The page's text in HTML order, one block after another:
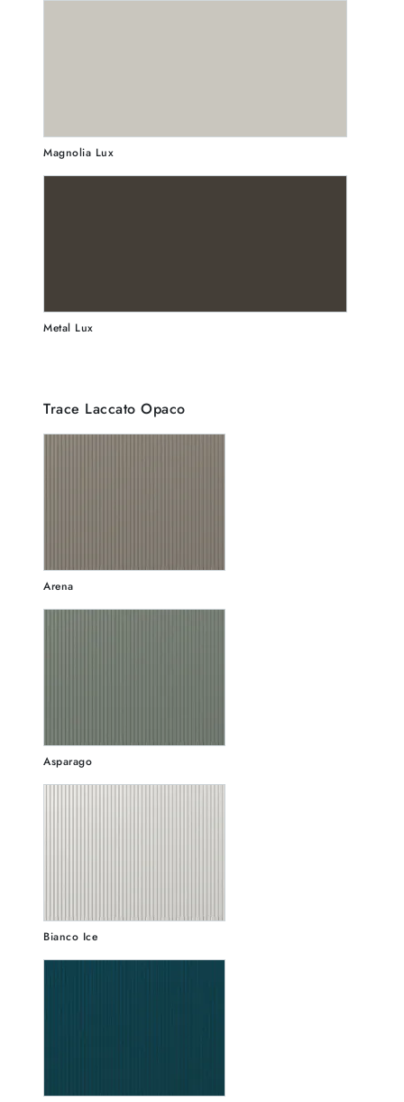
Magnolia Lux
Metal Lux
Trace Laccato Opaco
Arena
Asparago
Bianco Ice